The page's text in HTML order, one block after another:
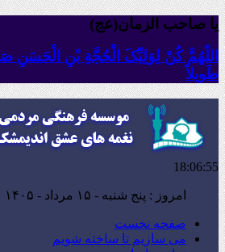
یا صاحب الزمان(عج)
اللّهُمَّ کُنْ لِوَلِیِّکَ الْحُجَّةِ بْنِ الْحَسَنِ
طَویلاً
18:06:56
امروز : پنج شنبه - ۱۵ مرداد - ۱۴۰۵
صفحه نخست
می سازیم تا ساخته شویم